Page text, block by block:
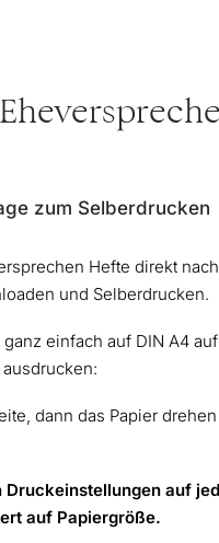
zum Selberdrucken
Hefte direkt
und Selberdrucken.
einfach auf DIN A4
dann das Papier
Druckeinstellungen auf
auf Papiergröße.